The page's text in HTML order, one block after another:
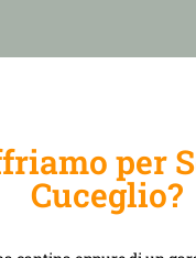
per
Cuceglio?